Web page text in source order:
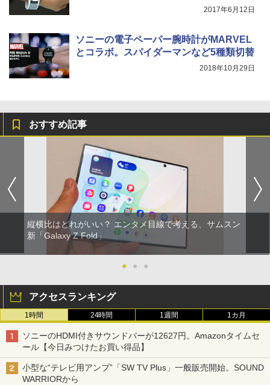
2017年6月12日
ソニーの電子ペーパー腕時計がMARVEL
とコラボ。スパイダーマンなど5種類切替
2018年10月29日
おすすめ記事
縦横比はどれがいい？ エンタメ目線で考える、サムスン
新「Galaxy Z Fold」
● ● ●
アクセスランキング
1時間 24時間 1週間 1カ月
ソニーのHDMI付きサウンドバーが12627円。Amazonタイムセ
ール【今日みつけたお買い得品】
小型な“テレビ用アンプ”「SW TV Plus」一般販売開始。SOUND
WARRIORから